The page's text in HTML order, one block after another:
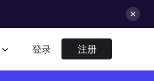
登录 注册